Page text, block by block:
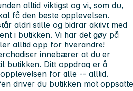
alltid viktigst og vi, som du,
få den beste opplevelsen.
aldri stille og bidrar aktivt med
i butikken. Vi har det gøy på
alltid opp for hverandre!
innebærer at du er
butikken. Ditt oppdrag er å
for alle -- alltid.
driver du butikken mot oppsatte